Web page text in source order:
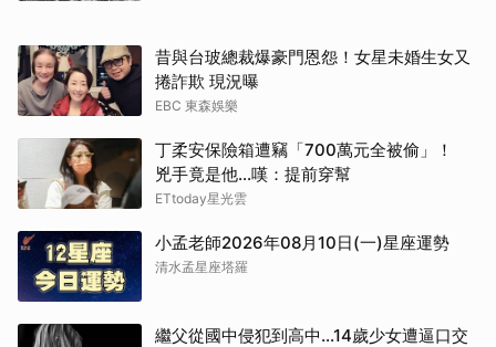
昔與台玻總裁爆豪門恩怨！女星未婚生女又
捲詐欺 現況曝
EBC 東森娛樂
丁柔安保險箱遭竊「700萬元全被偷」！
兇手竟是他...嘆：提前穿幫
ETtoday星光雲
小孟老師2026年08月10日(一)星座運勢
清水孟星座塔羅
繼父從國中侵犯到高中…14歲少女遭逼口交